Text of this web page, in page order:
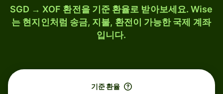
SGD → XOF 환전을 기준 환율로 받아보세요. Wise
는 현지인처럼 송금, 지불, 환전이 가능한 국제 계좌
입니다.
기준 환율